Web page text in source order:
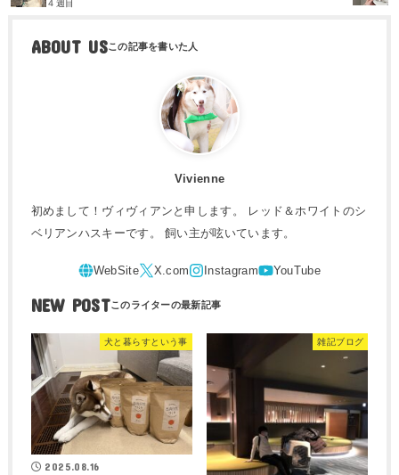
４週目
ABOUT US
Vivienne
初めまして！ヴィヴィアンと申します。 レッド＆ホワイトのシ
ベリアンハスキーです。 飼い主が呟いています。
NEW POST
犬と暮らすという事
2025.08.16
雑記ブログ